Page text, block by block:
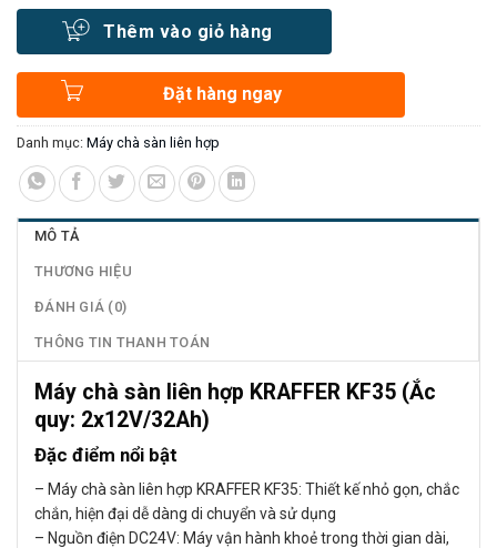
Thêm vào giỏ hàng
Đặt hàng ngay
Danh mục: Máy chà sàn liên hợp
MÔ TẢ
THƯƠNG HIỆU
ĐÁNH GIÁ (0)
THÔNG TIN THANH TOÁN
Máy chà sàn liên hợp KRAFFER KF35 (Ắc
quy: 2x12V/32Ah)
Đặc điểm nổi bật
– Máy chà sàn liên hợp KRAFFER KF35: Thiết kế nhỏ gọn, chắc
chắn, hiện đại dễ dàng di chuyển và sử dụng
– Nguồn điện DC24V: Máy vận hành khoẻ trong thời gian dài,